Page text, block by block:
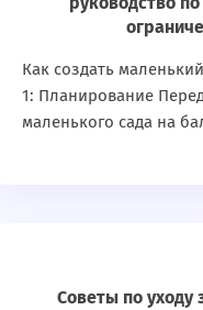
Как создать
1: Планирование
маленького сада на
Советы по уходу